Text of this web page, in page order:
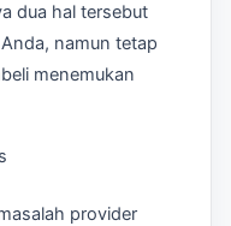
dua hal tersebut
namun tetap
menemukan
provider